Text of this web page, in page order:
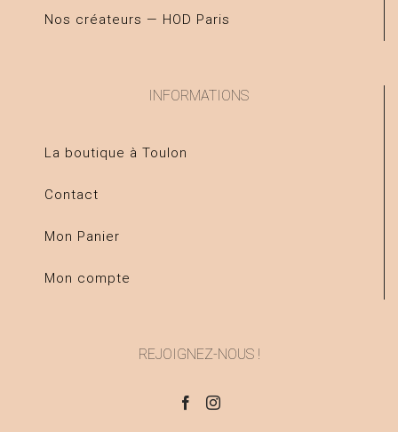
Nos créateurs — HOD Paris
INFORMATIONS
La boutique à Toulon
Contact
Mon Panier
Mon compte
REJOIGNEZ-NOUS !